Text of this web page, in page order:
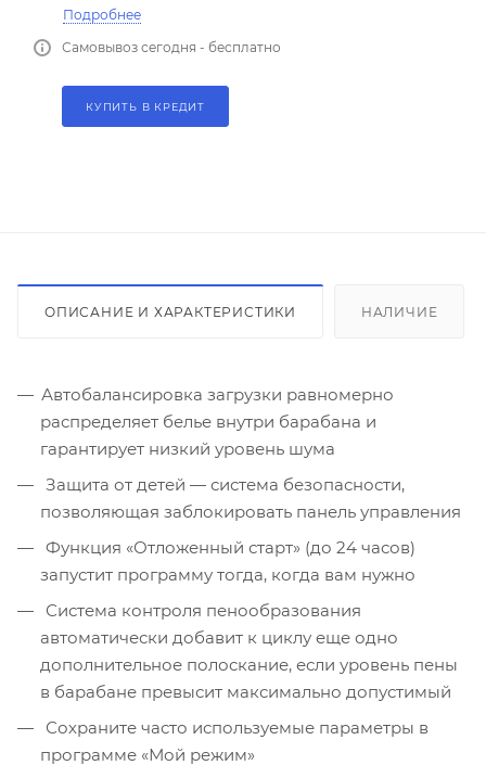
Подробнее
Самовывоз сегодня - бесплатно
КУПИТЬ В КРЕДИТ
ОПИСАНИЕ И ХАРАКТЕРИСТИКИ НАЛИЧИЕ
Автобалансировка загрузки равномерно
распределяет белье внутри барабана и
гарантирует низкий уровень шума
Защита от детей — система безопасности,
позволяющая заблокировать панель управления
Функция «Отложенный старт» (до 24 часов)
запустит программу тогда, когда вам нужно
Система контроля пенообразования
автоматически добавит к циклу еще одно
дополнительное полоскание, если уровень пены
в барабане превысит максимально допустимый
Сохраните часто используемые параметры в
программе «Мой режим»